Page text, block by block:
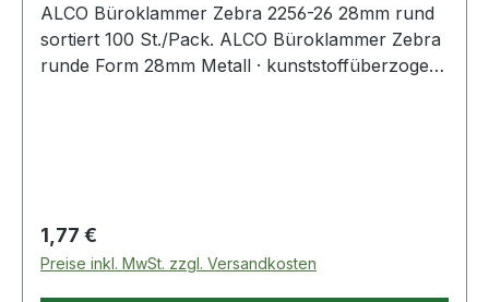
ALCO Büroklammer Zebra 2256-26 28mm rund
sortiert 100 St./Pack. ALCO Büroklammer Zebra
runde Form 28mm Metall · kunststoffüberzogen
Regulärer Preis:
1,77 €
Preise inkl. MwSt. zzgl. Versandkosten